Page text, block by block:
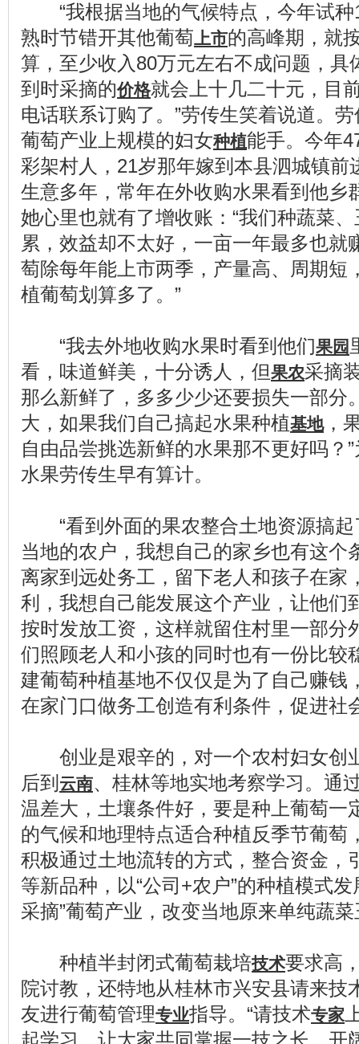
“我根据当地的气候特点，今年试种
熟时节错开其他葡萄上市的高峰期，就
算，至少收入80万元左右不成问题，具
到时采摘的价格就会上十几二十元，目
电话联系订购了。”劳传生笑着说道。
葡萄产业上规模的妇女种植能手。今年
彩架村人，21岁那年嫁到本县泗城镇前
生意多年，常年在外收购水果看到他乡
她心里也就有了增收账：“我们种蔬菜
累，效益却不太好，一亩一年最多也就
萄除每年能上市两季，产量高、周期短
植葡萄划算多了。”
“我去外地收购水果时看到他们果园
看，味道鲜美，十分诱人，但果农采摘
那么新鲜了，多多少少还要损失一部分
大，如果我们自己搞起水果种植基地，
自由品尝挑选新鲜的水果那不更好吗？
水果劳传生早有算计。
“看到外面的果农整合土地资源搞起
当地的农户，我想自己的家乡也有这个
离家到远处务工，留下老人和孩子在家
利，我想自己能发展这个产业，让他们
按时发放工资，这样就留住村里一部分
们照顾老人和小孩的同时也有一份比较
建葡萄种植基地不仅仅是为了自己赚钱
在家门口做务工创造有利条件，促进社
创业是艰辛的，对一个农村妇女创
后到 云南、桂林等地实地考察学习。通
温差大，土壤条件好，要是种上葡萄一
的气候和地理特点适合种植反季节葡萄
积极通过土地流转的方式，整合资金，
等新品种，以“公司+农户”的种植模式发
采摘”葡萄产业，改变当地原来单纯蔬
种植半封闭式葡萄栽培技术要求高
院讨教，还特地从桂林市兴安县请来技
友进行葡萄管理专业指导。“请技术专家
起学习，让大家共同掌握一技之长，开